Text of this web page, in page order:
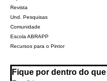
Revista
Und. Pesquisas
Comunidade
Escola ABRAPP
Recursos para o Pintor
Fique por dentro do